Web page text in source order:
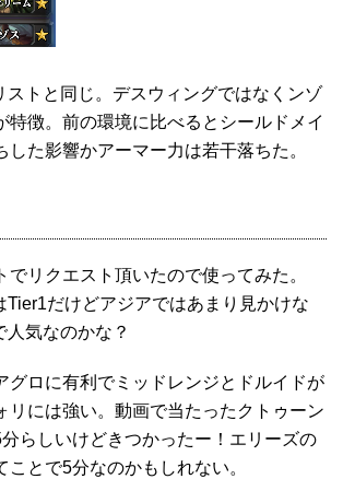
ストと同じ。デスウィングではなくンゾ
特徴。前の環境に比べるとシールドメイ
した影響かアーマー力は若干落ちた。
でリクエスト頂いたので使ってみた。
Tier1だけどアジアではあまり見かけな
気なのかな？
グロに有利でミッドレンジとドルイドが
リには強い。動画で当たったクトゥーン
らしいけどきつかったー！エリーズの
ことで5分なのかもしれない。